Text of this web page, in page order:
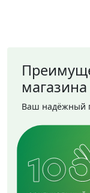
магазина
Ваш надёжный